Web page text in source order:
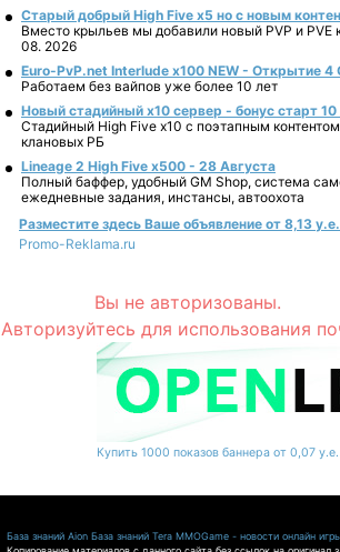
Старый добрый High Five x5 но с новым
Вместо крыльев мы добавили новый PVP и PVE
08. 2026
Euro-PvP.net Interlude х100 NEW - Открытие 4
Работаем без вайпов уже более 10 лет
Новый стадийный х10 сервер - бонус старт 10
Стадийный High Five x10 с поэтапным
клановых РБ
Lineage 2 High Five x500 - 28 Августа
Полный баффер, удобный GM Shop, система
ежедневные задания, инстансы, автоохота
Разместите здесь Ваше объявление от 8,13
Promo-Reklama.ru
Вы не авторизованы.
Авторизуйтесь для использования
Купить 1000 показов баннера от 0,07 у.е.
База знаний Aion База знаний Tera MMOGame - новости онлайн игры